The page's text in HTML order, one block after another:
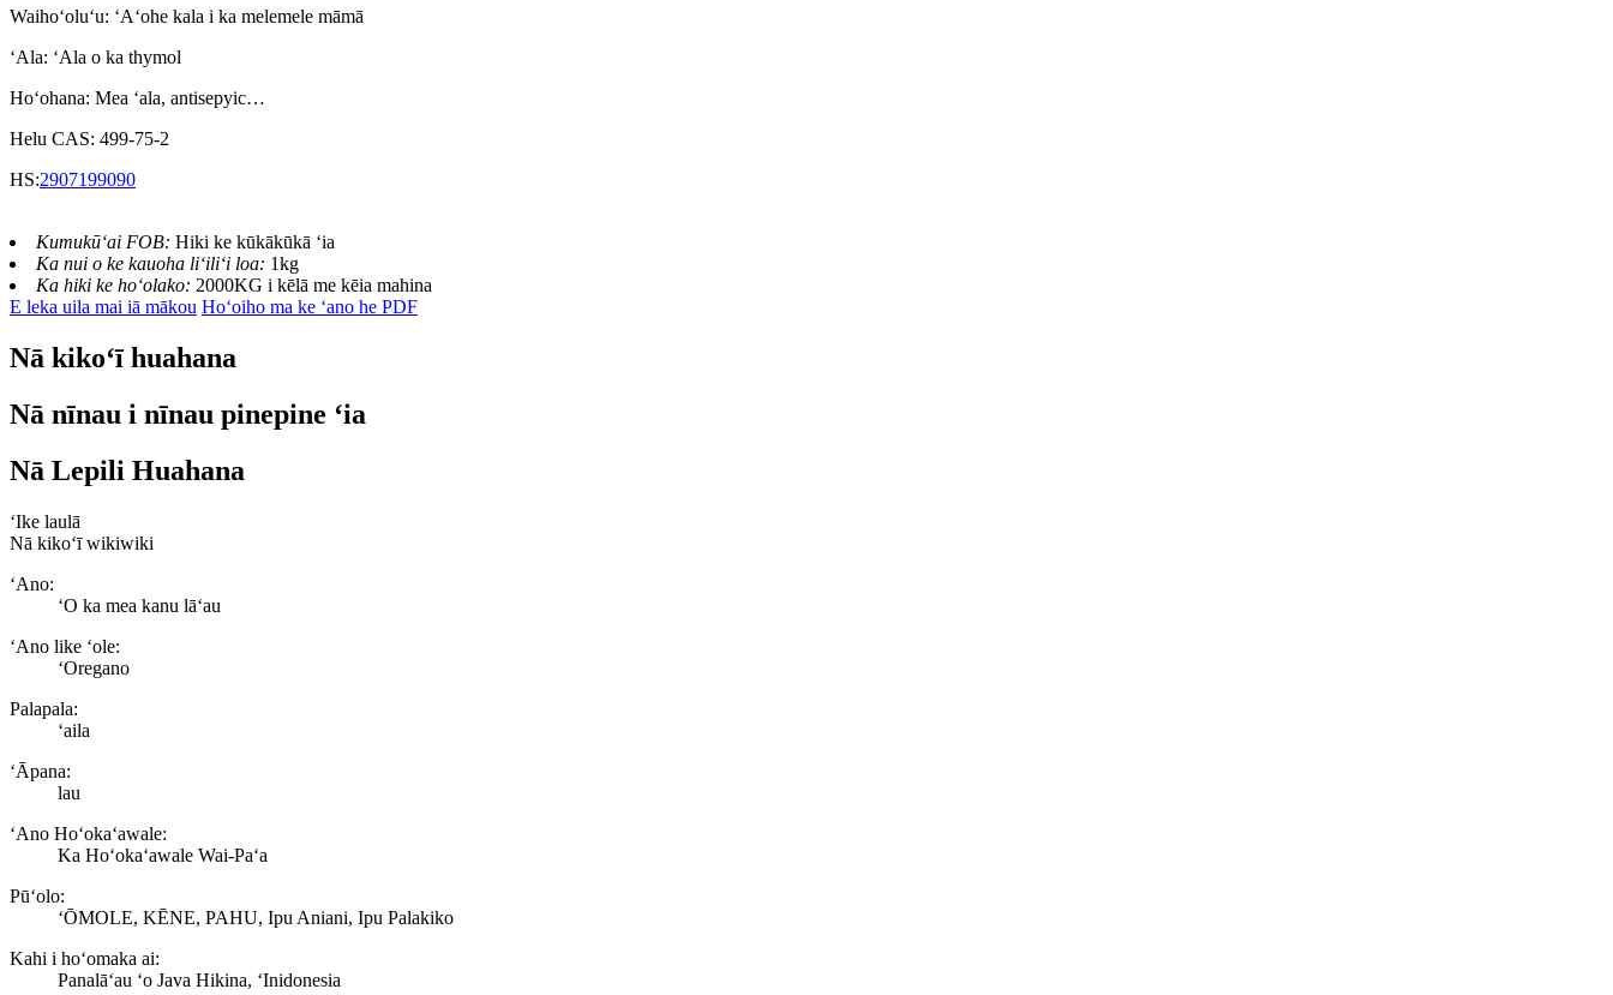
Waihoʻoluʻu: ʻAʻohe kala i ka melemele māmā
ʻAla: ʻAla o ka thymol
Hoʻohana: Mea ʻala, antisepyic…
Helu CAS: 499-75-2
HS:2907199090
Kumukūʻai FOB: Hiki ke kūkākūkā ʻia
Ka nui o ke kauoha liʻiliʻi loa: 1kg
Ka hiki ke hoʻolako: 2000KG i kēlā me kēia mahina
E leka uila mai iā mākou Hoʻoiho ma ke ʻano he PDF
Nā kikoʻī huahana
Nā nīnau i nīnau pinepine ʻia
Nā Lepili Huahana
ʻIke laulā
Nā kikoʻī wikiwiki
ʻAno:
ʻO ka mea kanu lāʻau
ʻAno like ʻole:
ʻOregano
Palapala:
ʻaila
ʻĀpana:
lau
ʻAno Hoʻokaʻawale:
Ka Hoʻokaʻawale Wai-Paʻa
Pūʻolo:
ʻŌMOLE, KĒNE, PAHU, Ipu Aniani, Ipu Palakiko
Kahi i hoʻomaka ai:
Panalāʻau ʻo Java Hikina, ʻInidonesia